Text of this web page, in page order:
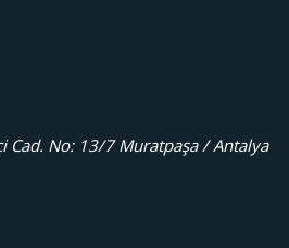
Cad. No: 13/7 Muratpaşa / Antalya